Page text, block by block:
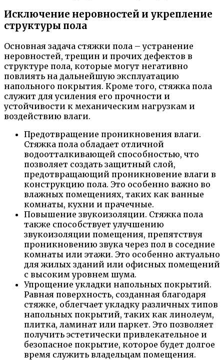
Исключение неровностей и укрепление
структуры пола
Основная задача стяжки пола – устранение
неровностей, трещин и прочих дефектов в
структуре пола, которые могут негативно
повлиять на дальнейшую эксплуатацию
напольного покрытия. Кроме того, стяжка пола
служит для усиления его прочности и
устойчивости к механическим нагрузкам и
воздействию влаги.
Предотвращение проникновения влаги.
Стяжка пола обладает отличной
водоотталкивающей способностью, что
позволяет создать защитный слой,
предотвращающий проникновение влаги в
конструкцию пола. Это особенно важно во
влажных помещениях, таких как ванные
комнаты, кухни и прачечные.
Повышение звукоизоляции. Стяжка пола
также способствует улучшению
звукоизоляции помещения, препятствуя
проникновению звука через пол в соседние
комнаты или этажи. Это особенно актуально
для жилых зданий или офисных помещений
с высоким уровнем шума.
Упрощение укладки напольных покрытий.
Равная поверхность, созданная благодаря
стяжке, облегчает укладку различных типов
напольных покрытий, таких как линолеум,
плитка, ламинат или паркет. Это позволяет
получить эстетически привлекательное и
безопасное покрытие, которое будет долгое
время служить владельцам помещения.